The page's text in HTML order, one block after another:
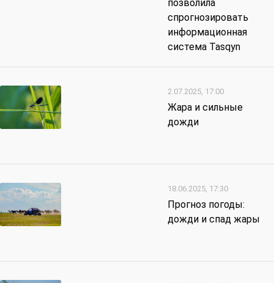
позволила
спрогнозировать
информационная
система Tasqyn
2.07.2025, 17:00
Жара и сильные
дожди
18.06.2025, 17:30
Прогноз погоды:
дожди и спад жары